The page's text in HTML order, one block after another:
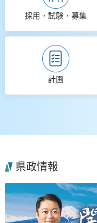
採用・試験・募集
計画
県政情報